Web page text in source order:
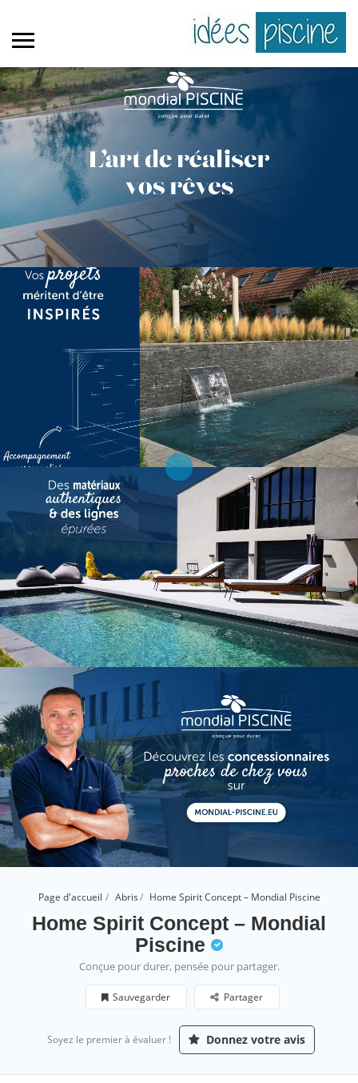
Page d'accueil Abris Home Spirit Concept – Mondial Piscine
Home Spirit Concept – Mondial
Piscine
Conçue pour durer, pensée pour partager.
Sauvegarder Partager
Soyez le premier à évaluer ! Donnez votre avis